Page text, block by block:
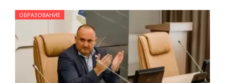
ОБРАЗОВАНИЕ